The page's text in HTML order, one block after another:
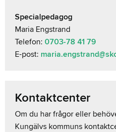
Specialpedagog
Maria Engstrand
Telefon: 0703-78 41 79
E-post:
Kontaktcenter
Om du har frågor eller
Kungälvs kommuns